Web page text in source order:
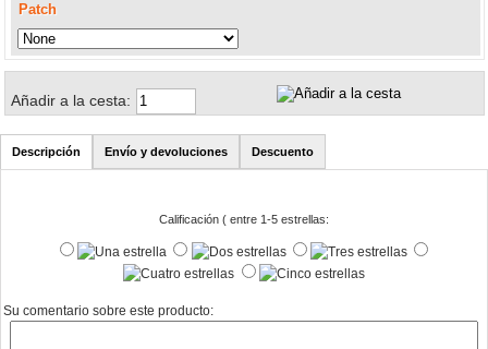
Patch
Añadir a la cesta:
Descripción Envío y devoluciones Descuento
Calificación ( entre 1-5 estrellas:
Su comentario sobre este producto: